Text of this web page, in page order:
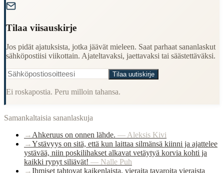
Language:Finnish (suomi)
Origin:Finland
Period:Traditional folk wisdom
Tilaa viisauskirje
Jos pidät ajatuksista, jotka jäävät mieleen. Saat parhaat sananlaskut
sähköpostiisi viikottain. Ajateltavaksi, jaettavaksi tai säästettäväksi.
Tilaa uutiskirje
Ei roskapostia. Peru milloin tahansa.
Samankaltaisia sananlaskuja
→ Ahkeruus on onnen lähde. — Aleksis Kivi
→Ystävyys on sitä, että kun laittaa silmänsä kiinni ja ajattelee
ystävää, niin poskilihakset alkavat vetäytyä korvia kohti ja
kaikki rypyt siliävät! — Nalle Puh
→Ihmiset tahtovat kaikenlaista, vieraita tavaroita vieraista